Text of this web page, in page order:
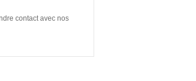
contact avec nos